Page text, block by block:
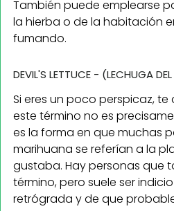
También puede emplearse
la hierba o de la habitación
fumando.
DEVIL'S LETTUCE - (LECHUGA
Si eres un poco perspicaz,
este término no es
es la forma en que muchas
marihuana se referían a la
gustaba. Hay personas que
término, pero suele ser
retrógrada y de que